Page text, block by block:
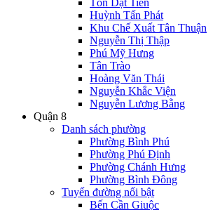
Tôn Dật Tiên
Huỳnh Tấn Phát
Khu Chế Xuất Tân Thuận
Nguyễn Thị Thập
Phú Mỹ Hưng
Tân Trào
Hoàng Văn Thái
Nguyễn Khắc Viện
Nguyễn Lương Bằng
Quận 8
Danh sách phường
Phường Bình Phú
Phường Phú Định
Phường Chánh Hưng
Phường Bình Đông
Tuyến đường nổi bật
Bến Cần Giuộc